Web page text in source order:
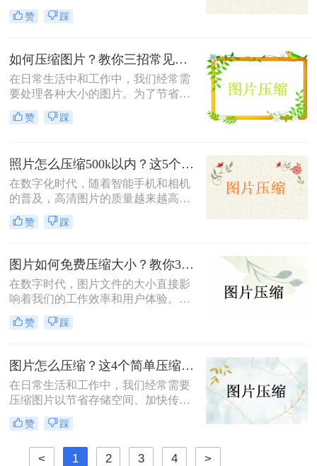
项。
社交媒体的分享、网站的建设，还是
个人的照片保存，图片的使用频率都
片数量不断增加，图片的大小也在不
断膨胀，导致存储空间不足、上传速
度慢以及加载时间延长等一系列问
题。因此，掌握图片怎么免费压缩大
小，既能节省存储空间又能保证图片
质量，成为了一项重要的技能。本文
缩方法。
赞 踩
如何压缩图片？教你三招常见压缩方法！
在日常生活中和工作中，我们经常需
要处理各种大小的图片。为了节省存
储空间、加快文件传输速度或优化网
页加载性能，压缩图片成为了一项必
赞 踩
照片怎么压缩500k以内？这5个压缩方法推荐给你！
在数字化时代，随着智能手机和相机
的普及，高清图片的质量越来越高，
但这也导致了单张图片的文件大小动
辄数兆字节（MB），给存储、传输
件附件限制、社交媒体上传要求或网
页加载速度优化的需求，将照片压缩
至500K以内成为了许多用户迫切需要
掌握的一项技能。那么照片怎么压缩
500k以内呢？本文将详细介绍五种简
单易行的照片压缩方法，帮助您轻松
赞 踩
图片如何免费压缩大小？教你3个压缩图片的好方法！
在数字时代，图片文件的大小直接影
响着我们的工作效率和用户体验。无
论是为了加快网页加载速度、适应特
定平台的上传要求还是节省存储空
项非常重要的技能。本文将介绍三种
广泛使用的图片压缩方法。
赞 踩
图片怎么压缩？这4个简单压缩方法用起来！
在日常生活和工作中，我们经常需要
压缩图片以节省存储空间、加快传输
速度或满足特定的上传要求。那么图
片怎么压缩呢？本文将介绍四种图片
压缩方法，帮助您更好地进行图片压
赞 踩
< 1 2 3 4 >